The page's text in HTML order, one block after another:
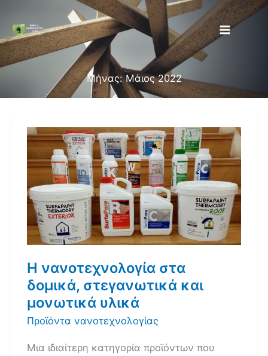
στο
περιεχόμενο
Μήνας:Μάιος 2022
Η νανοτεχνολογία στα
δομικά, στεγανωτικά και
μονωτικά υλικά
Προϊόντα νανοτεχνολογίας
Μια ιδιαίτερη κατηγορία προϊόντων που